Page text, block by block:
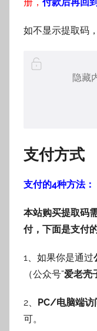
如不显示提取码
隐藏
支付方式
支付的4种方法：
本站购买提取码
付，下面是支付
1、如果你是通过
（公众号“爱老壳
2、 PC/电脑端访
可。